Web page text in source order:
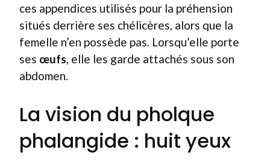
ces appendices utilisés pour la préhension
situés derrière ses chélicères, alors que la
femelle n’en possède pas. Lorsqu’elle porte
ses œufs , elle les garde attachés sous son
abdomen.
La vision du pholque
phalangide : huit yeux